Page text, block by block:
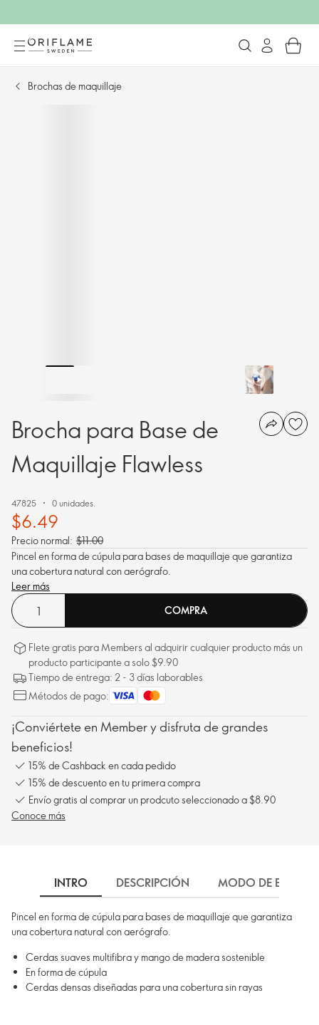
Brochas de maquillaje
Brocha para Base de
Maquillaje Flawless
47825 0 unidades.
$6.49
Precio normal: $11.00
Pincel en forma de cúpula para bases de maquillaje que garantiza
una cobertura natural con aerógrafo.
Leer más
COMPRA
Flete gratis para Members al adquirir cualquier producto más un
producto participante a solo $9.90
Tiempo de entrega: 2 - 3 días laborables
Métodos de pago:
¡Conviértete en Member y disfruta de grandes
beneficios!
15% de Cashback en cada pedido
15% de descuento en tu primera compra
Envío gratis al comprar un prodcuto seleccionado a $8.90
Conoce más
INTRO DESCRIPCIÓN MODO DE EMPLEO
Pincel en forma de cúpula para bases de maquillaje que garantiza
una cobertura natural con aerógrafo.
Cerdas suaves multifibra y mango de madera sostenible
En forma de cúpula
Cerdas densas diseñadas para una cobertura sin rayas